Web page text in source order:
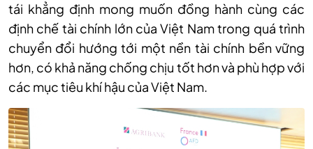
tái khẳng định mong muốn đồng hành cùng các
định chế tài chính lớn của Việt Nam trong quá trình
chuyển đổi hướng tới một nền tài chính bền vững
hơn, có khả năng chống chịu tốt hơn và phù hợp với
các mục tiêu khí hậu của Việt Nam.